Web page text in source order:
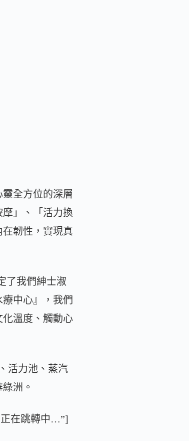
全方位的深層
」、「活力換
韌性，實現真
了我們紳士淑
中心』，我們
溫度、觸動心
活力池、蒸汽
洲。
正在跳轉中…”]